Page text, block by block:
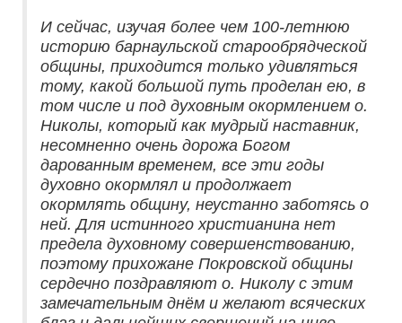
И сейчас, изучая более чем 100-летнюю
историю барнаульской старообрядческой
общины, приходится только удивляться
тому, какой большой путь проделан ею, в
том числе и под духовным окормлением о.
Николы, который как мудрый наставник,
несомненно очень дорожа Богом
дарованным временем, все эти годы
духовно окормлял и продолжает
окормлять общину, неустанно заботясь о
ней. Для истинного христианина нет
предела духовному совершенствованию,
поэтому прихожане Покровской общины
сердечно поздравляют о. Николу с этим
замечательным днём и желают всяческих